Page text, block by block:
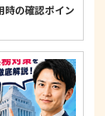
時の確認ポイン